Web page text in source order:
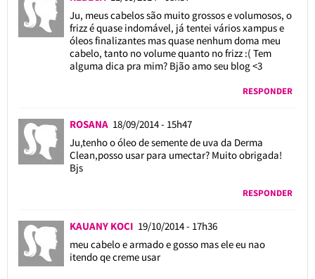
Ju, meus cabelos são muito grossos e volumosos, o
frizz é quase indomável, já tentei vários xampus e
óleos finalizantes mas quase nenhum doma meu
cabelo, tanto no volume quanto no frizz :( Tem
alguma dica pra mim? Bjão amo seu blog <3
RESPONDER
ROSANA 18/09/2014 - 15h47
Ju,tenho o óleo de semente de uva da Derma
Clean,posso usar para umectar? Muito obrigada!
Bjs
RESPONDER
KAUANY KOCI 19/10/2014 - 17h36
meu cabelo e armado e gosso mas ele eu nao
itendo qe creme usar